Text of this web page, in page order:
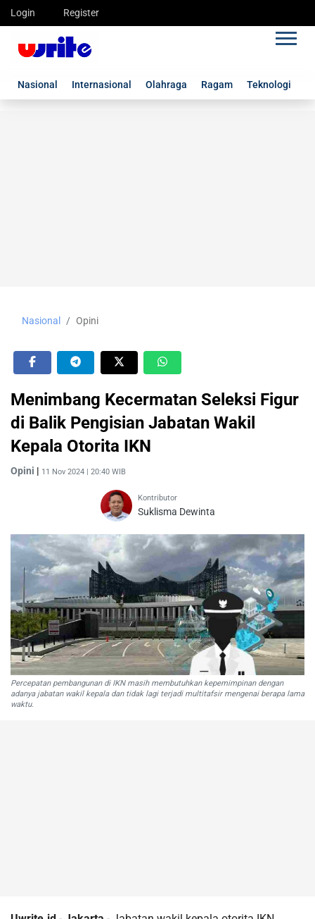
Login Register
Nasional Internasional Olahraga Ragam Teknologi
Nasional Opini
Menimbang Kecermatan Seleksi Figur
di Balik Pengisian Jabatan Wakil
Kepala Otorita IKN
Opini | 11 Nov 2024 | 20:40 WIB
Kontributor
Suklisma Dewinta
Percepatan pembangunan di IKN masih membutuhkan kepemimpinan dengan
adanya jabatan wakil kepala dan tidak lagi terjadi multitafsir mengenai berapa lama
waktu.